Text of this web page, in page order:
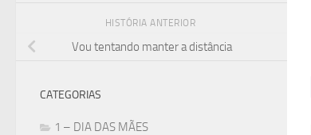
HISTÓRIA ANTERIOR
Vou tentando manter a distância
CATEGORIAS
1 – DIA DAS MÃES